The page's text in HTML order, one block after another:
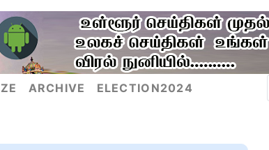
ARCHIVE ELECTION2024